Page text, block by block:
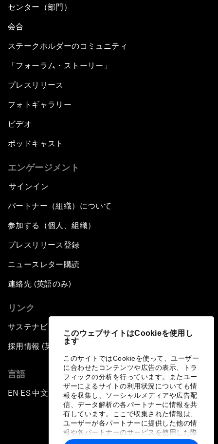
このウェブサイトはCookieを使用し
ます
このサイトではCookieを使って、ユーザー
に合わせたコンテンツや広告の表示、トラ
フィックの分析を行っています。またユー
ザーによるサイトの利用状況についても情
報を収集し、ソーシャルメディアや広告配
信、データ解析の各パートナーに情報を共
有しています。ここで収集された情報は、
ユーザーが各パートナーに提供した他の情
報や各パートナーのサービスを使用した際
に収集された情報と組み合わされ、各パー
センター（部門）
会合
ステークホルダーのコミュニティ
「フォーラム・ストーリー」
プレスリリース
フォトギャラリー
ビデオ
ポッドキャスト
エンゲージメント
サインイン
パートナー（組織）について
参加する（個人、組織）
プレスリリース登録
ニュースレター購読
連絡先 (英語のみ)
リンク
サステナビリティへの取り組み
採用情報 (英語のみ)
言語
EN ▪ES▪中文▪ 日本語